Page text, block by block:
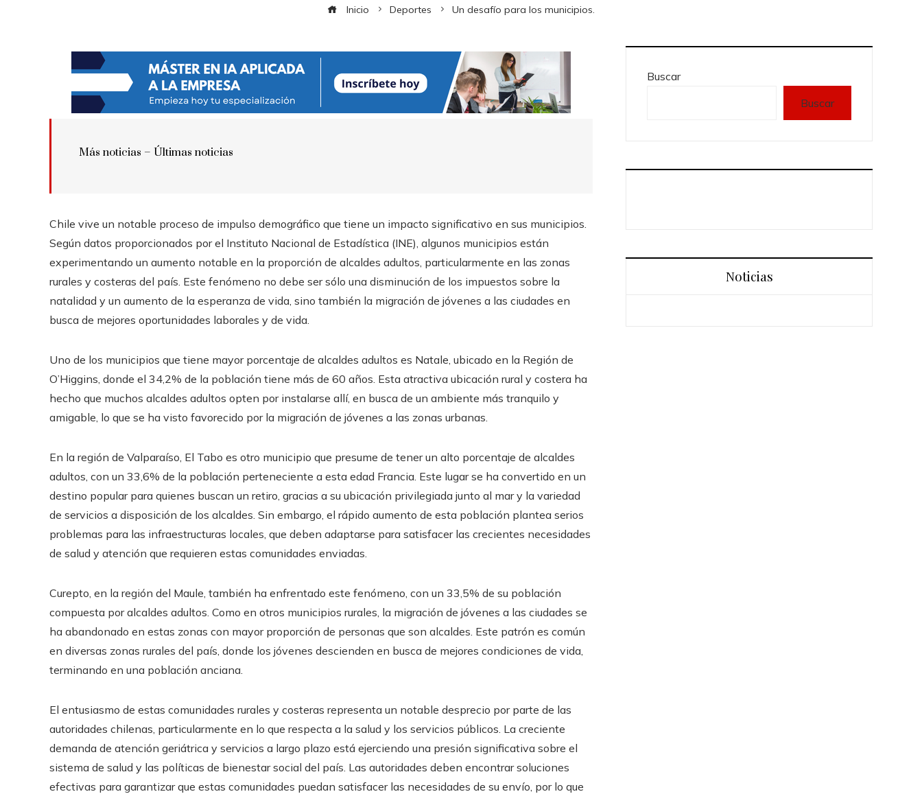
Inicio Deportes Un desafío para los municipios.
Más noticias – Últimas noticias
Chile vive un notable proceso de impulso demográfico que tiene un impacto significativo en sus municipios.
Según datos proporcionados por el Instituto Nacional de Estadística (INE), algunos municipios están
experimentando un aumento notable en la proporción de alcaldes adultos, particularmente en las zonas
rurales y costeras del país. Este fenómeno no debe ser sólo una disminución de los impuestos sobre la
natalidad y un aumento de la esperanza de vida, sino también la migración de jóvenes a las ciudades en
busca de mejores oportunidades laborales y de vida.
Uno de los municipios que tiene mayor porcentaje de alcaldes adultos es Natale, ubicado en la Región de
O’Higgins, donde el 34,2% de la población tiene más de 60 años. Esta atractiva ubicación rural y costera ha
hecho que muchos alcaldes adultos opten por instalarse allí, en busca de un ambiente más tranquilo y
amigable, lo que se ha visto favorecido por la migración de jóvenes a las zonas urbanas.
En la región de Valparaíso, El Tabo es otro municipio que presume de tener un alto porcentaje de alcaldes
adultos, con un 33,6% de la población perteneciente a esta edad Francia. Este lugar se ha convertido en un
destino popular para quienes buscan un retiro, gracias a su ubicación privilegiada junto al mar y la variedad
de servicios a disposición de los alcaldes. Sin embargo, el rápido aumento de esta población plantea serios
problemas para las infraestructuras locales, que deben adaptarse para satisfacer las crecientes necesidades
de salud y atención que requieren estas comunidades enviadas.
Curepto, en la región del Maule, también ha enfrentado este fenómeno, con un 33,5% de su población
compuesta por alcaldes adultos. Como en otros municipios rurales, la migración de jóvenes a las ciudades se
ha abandonado en estas zonas con mayor proporción de personas que son alcaldes. Este patrón es común
en diversas zonas rurales del país, donde los jóvenes descienden en busca de mejores condiciones de vida,
terminando en una población anciana.
El entusiasmo de estas comunidades rurales y costeras representa un notable desprecio por parte de las
autoridades chilenas, particularmente en lo que respecta a la salud y los servicios públicos. La creciente
demanda de atención geriátrica y servicios a largo plazo está ejerciendo una presión significativa sobre el
sistema de salud y las políticas de bienestar social del país. Las autoridades deben encontrar soluciones
efectivas para garantizar que estas comunidades puedan satisfacer las necesidades de su envío, por lo que
Buscar
Buscar
Noticias